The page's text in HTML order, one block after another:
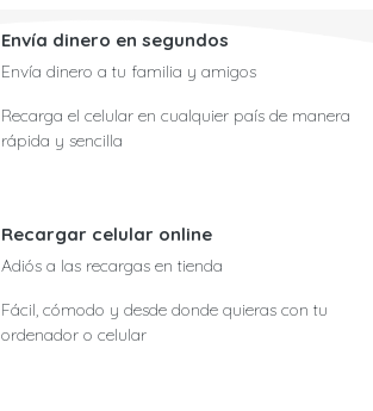
Envía dinero en segundos
Envía dinero a tu familia y amigos
Recarga el celular en cualquier país de manera
rápida y sencilla
Recargar celular online
Adiós a las recargas en tienda
Fácil, cómodo y desde donde quieras con tu
ordenador o celular